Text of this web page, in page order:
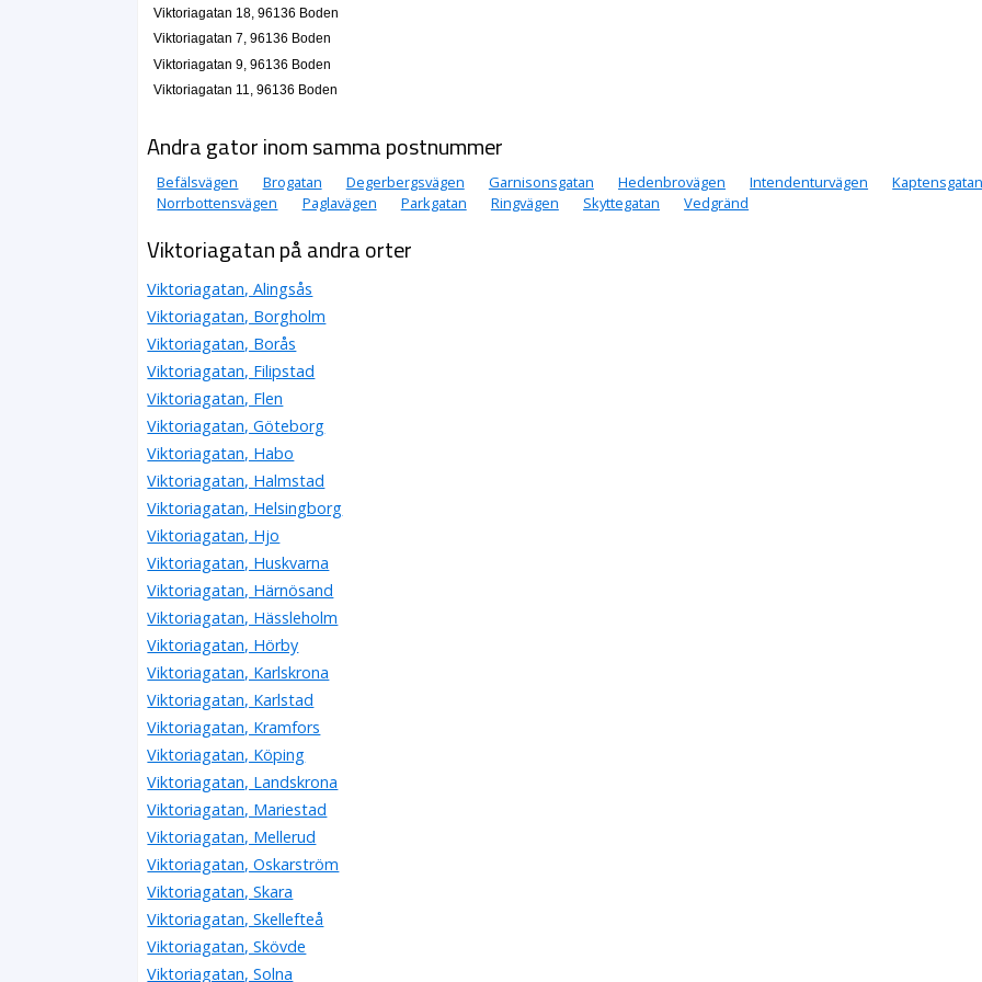
Viktoriagatan 18, 96136 Boden
Viktoriagatan 7, 96136 Boden
Viktoriagatan 9, 96136 Boden
Viktoriagatan 11, 96136 Boden
Andra gator inom samma postnummer
Befälsvägen Brogatan Degerbergsvägen Garnisonsgatan Hedenbrovägen Intendenturvägen Kaptensgatan
Norrbottensvägen
Paglavägen Parkgatan Ringvägen Skyttegatan Vedgränd
Viktoriagatan på andra orter
Viktoriagatan, Alingsås
Viktoriagatan, Borgholm
Viktoriagatan, Borås
Viktoriagatan, Filipstad
Viktoriagatan, Flen
Viktoriagatan, Göteborg
Viktoriagatan, Habo
Viktoriagatan, Halmstad
Viktoriagatan, Helsingborg
Viktoriagatan, Hjo
Viktoriagatan, Huskvarna
Viktoriagatan, Härnösand
Viktoriagatan, Hässleholm
Viktoriagatan, Hörby
Viktoriagatan, Karlskrona
Viktoriagatan, Karlstad
Viktoriagatan, Kramfors
Viktoriagatan, Köping
Viktoriagatan, Landskrona
Viktoriagatan, Mariestad
Viktoriagatan, Mellerud
Viktoriagatan, Oskarström
Viktoriagatan, Skara
Viktoriagatan, Skellefteå
Viktoriagatan, Skövde
Viktoriagatan, Solna